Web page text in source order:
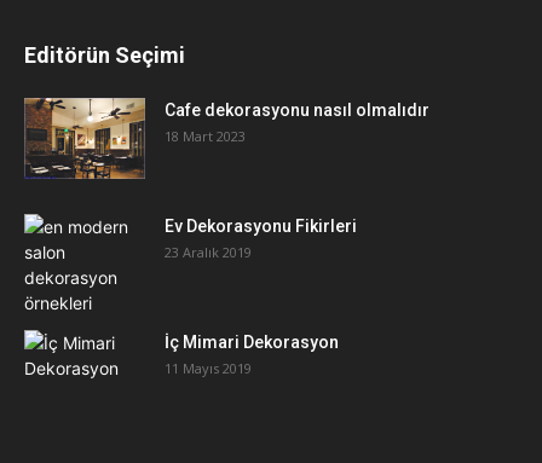
Editörün Seçimi
Cafe dekorasyonu nasıl olmalıdır
18 Mart 2023
Ev Dekorasyonu Fikirleri
23 Aralık 2019
İç Mimari Dekorasyon
11 Mayıs 2019